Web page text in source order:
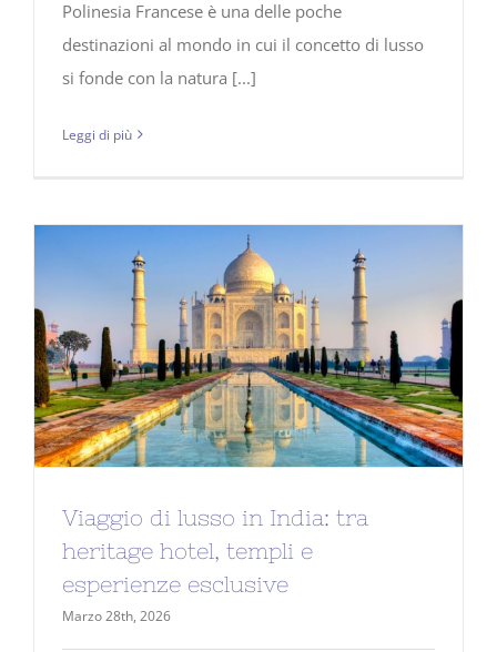
Polinesia Francese è una delle poche
destinazioni al mondo in cui il concetto di lusso
si fonde con la natura [...]
Leggi di più
Viaggio di lusso in India: tra
heritage hotel, templi e
esperienze esclusive
Marzo 28th, 2026